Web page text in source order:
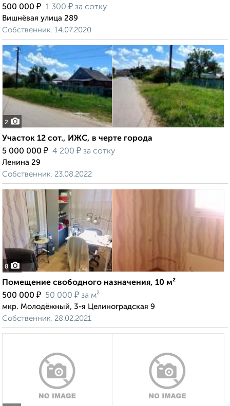
500 000 ₽ 1 300 ₽ за сотку
Вишнёвая улица 289
Собственник, 14.07.2020
2
Участок 12 сот., ИЖС, в черте города
5 000 000 ₽ 4 200 ₽ за сотку
Ленина 29
Собственник, 23.08.2022
8
Помещение свободного назначения, 10 м²
500 000 ₽ 50 000 ₽ за м²
мкр. Молодёжный, 3-я Целиноградская 9
Собственник, 28.02.2021